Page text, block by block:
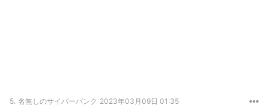
5. 名無しのサイバーパンク 2023年03月09日 01:35